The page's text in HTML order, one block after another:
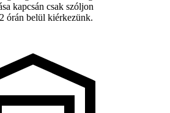
kapcsán csak szóljon
órán belül kiérkezünk.